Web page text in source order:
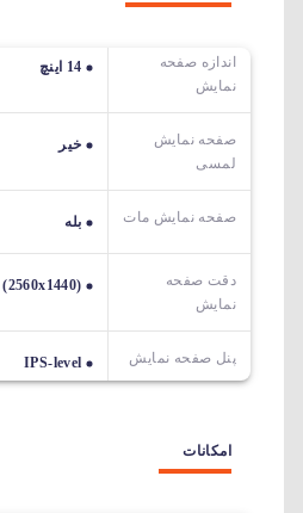
اندازه صفحه
نمایش
14 اینچ
صفحه نمایش
لمسی
خیر
صفحه نمایش مات بله
دقت صفحه
نمایش
(2560x1440) WQ HD
پنل صفحه نمایش IPS-level
امکانات